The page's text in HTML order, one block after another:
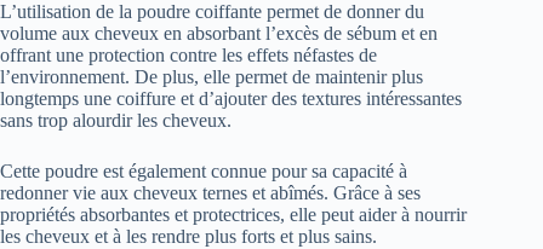
L’utilisation de la poudre coiffante permet de donner du
volume aux cheveux en absorbant l’excès de sébum et en
offrant une protection contre les effets néfastes de
l’environnement. De plus, elle permet de maintenir plus
longtemps une coiffure et d’ajouter des textures intéressantes
sans trop alourdir les cheveux.
Cette poudre est également connue pour sa capacité à
redonner vie aux cheveux ternes et abîmés. Grâce à ses
propriétés absorbantes et protectrices, elle peut aider à nourrir
les cheveux et à les rendre plus forts et plus sains.